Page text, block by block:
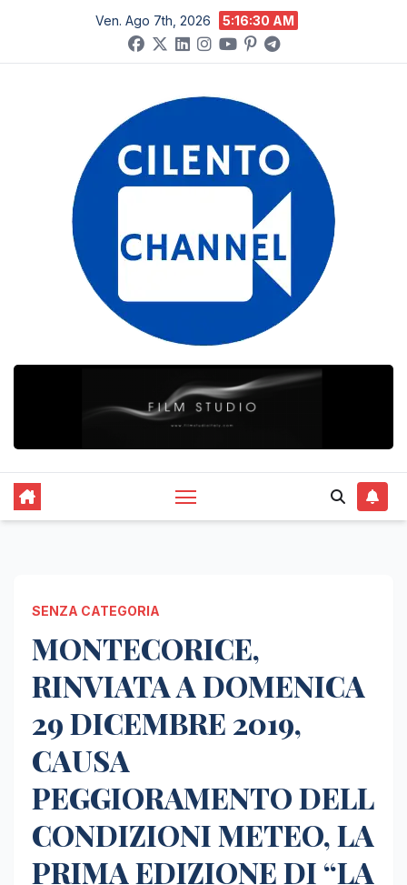
contenuto
Ven. Ago 7th, 2026 5:16:31 AM
SENZA CATEGORIA
MONTECORICE,
RINVIATA A DOMENICA
29 DICEMBRE 2019,
CAUSA
PEGGIORAMENTO DELL
CONDIZIONI METEO, LA
PRIMA EDIZIONE DI “LA